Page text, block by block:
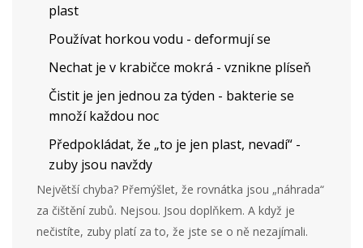
plast
Používat horkou vodu - deformují se
Nechat je v krabičce mokrá - vznikne plíseň
Čistit je jen jednou za týden - bakterie se
množí každou noc
Předpokládat, že „to je jen plast, nevadí“ -
zuby jsou navždy
Největší chyba? Přemýšlet, že rovnátka jsou „náhrada“
za čištění zubů. Nejsou. Jsou doplňkem. A když je
nečistíte, zuby platí za to, že jste se o ně nezajímali.